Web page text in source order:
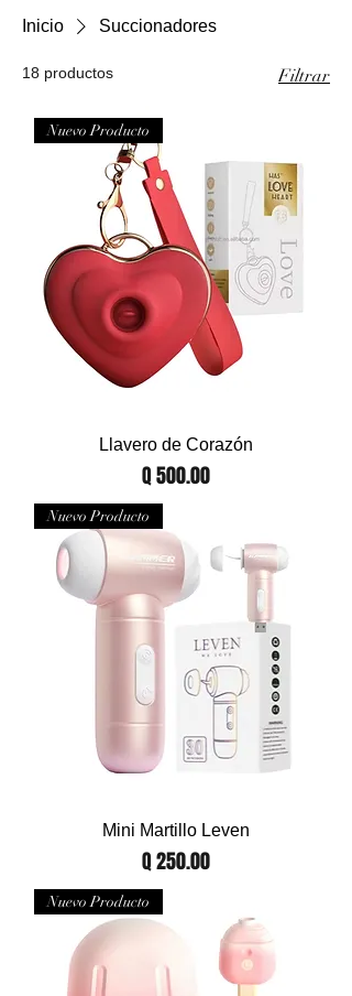
Inicio Succionadores
18 productos Filtrar
Nuevo Producto
Llavero de Corazón
Precio
Q 500.00
Nuevo Producto
Mini Martillo Leven
Precio
Q 250.00
Nuevo Producto